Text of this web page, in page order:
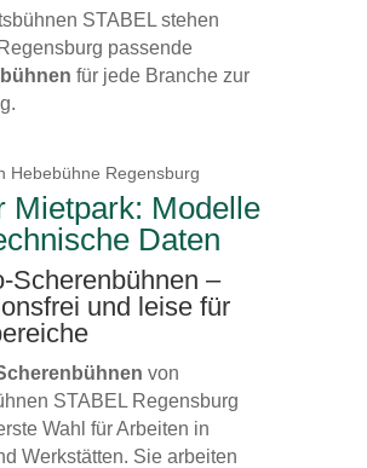
STABEL stehen
passende
für jede Branche zur
Mietpark: Modelle
Daten
Scherenbühnen –
und leise für
von
STABEL Regensburg
Wahl für Arbeiten in
Werkstätten. Sie arbeiten